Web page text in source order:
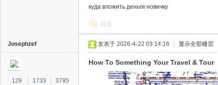
куда вложить деньги новичку
回复
Josephzef
129
1733
3795
发表于 2026-4-22 03:14:16 显示全部楼层
How To Something Your Travel & Tour